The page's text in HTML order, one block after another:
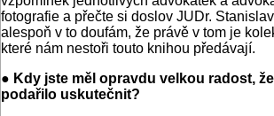
fotografie a přečte si doslov JUDr.
alespoň v to doufám, že právě v tom je
které nám nestoři touto knihou předávají.
● Kdy jste měl opravdu velkou radost,
podařilo uskutečnit?